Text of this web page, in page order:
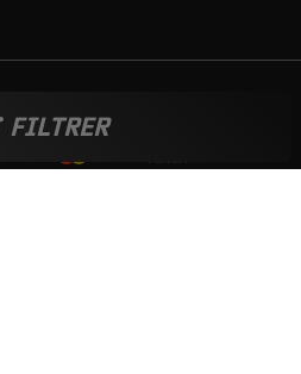
FILTRER